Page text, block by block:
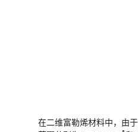
在二维富勒烯材料中，由